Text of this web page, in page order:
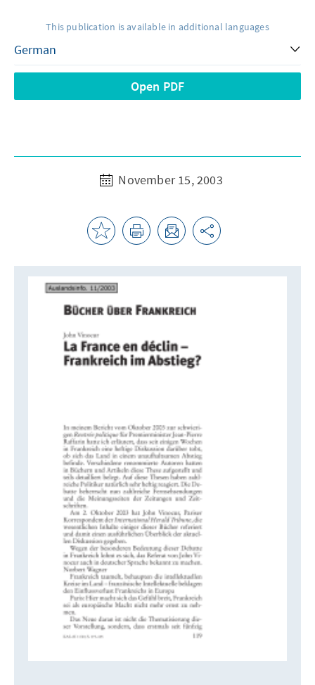
This publication is available in additional languages
Open PDF
November 15, 2003